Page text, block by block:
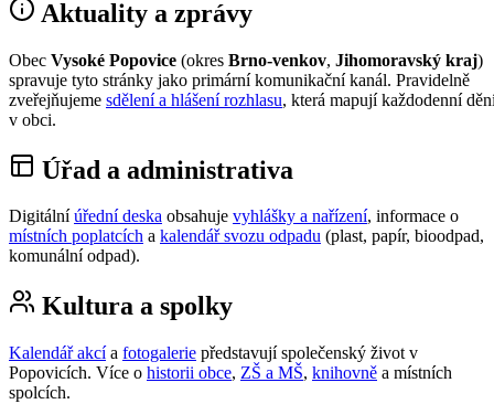
Aktuality a zprávy
Obec Vysoké Popovice (okres Brno-venkov, Jihomoravský kraj)
spravuje tyto stránky jako primární komunikační kanál. Pravidelně
zveřejňujeme sdělení a hlášení rozhlasu, která mapují každodenní
v obci.
Úřad a administrativa
Digitální úřední deska obsahuje vyhlášky a nařízení, informace o
místních poplatcích a kalendář svozu odpadu (plast, papír, bioodpad,
komunální odpad).
Kultura a spolky
Kalendář akcía fotogalerie představují společenský život v
Popovicích. Více o historii obce, ZŠ a MŠ, knihovně a místních
spolcích.